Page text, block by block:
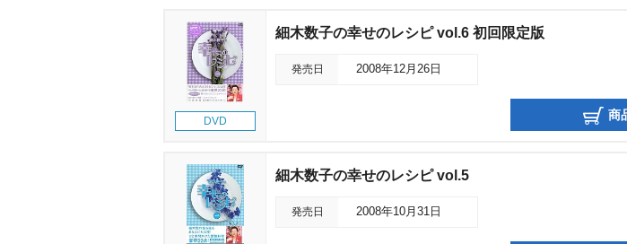
DVD
細木数子の幸せのレシピ vol.6 初回限定版
発売日 2008年12月26日
商
細木数子の幸せのレシピ vol.5
発売日 2008年10月31日